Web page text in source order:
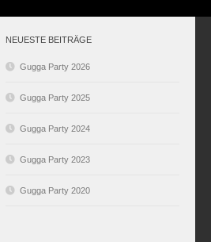
NEUESTE BEITRÄGE
Gugga Party 2026
Gugga Party 2025
Gugga Party 2024
Gugga Party 2023
Gugga Party 2020